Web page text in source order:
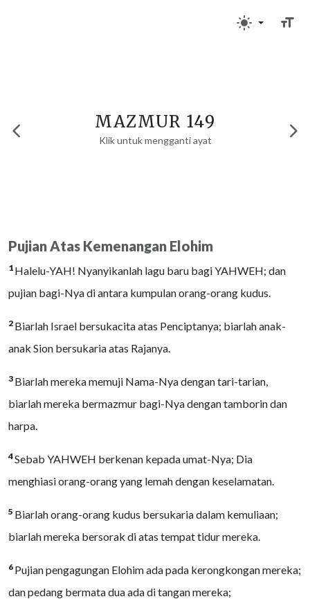
MAZMUR 149
Klik untuk mengganti ayat
Pujian Atas Kemenangan Elohim
1 Halelu-YAH! Nyanyikanlah lagu baru bagi YAHWEH; dan
pujian bagi-Nya di antara kumpulan orang-orang kudus.
2 Biarlah Israel bersukacita atas Penciptanya; biarlah anak-
anak Sion bersukaria atas Rajanya.
3 Biarlah mereka memuji Nama-Nya dengan tari-tarian,
biarlah mereka bermazmur bagi-Nya dengan tamborin dan
harpa.
4Sebab YAHWEH berkenan kepada umat-Nya; Dia
menghiasi orang-orang yang lemah dengan keselamatan.
5 Biarlah orang-orang kudus bersukaria dalam kemuliaan;
biarlah mereka bersorak di atas tempat tidur mereka.
6 Pujian pengagungan Elohim ada pada kerongkongan mereka;
dan pedang bermata dua ada di tangan mereka;